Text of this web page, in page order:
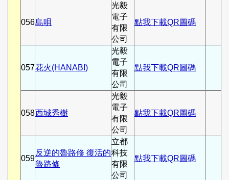
056島唄
光毅
電子
有限
公司
點我下載QR圖碼
057花火(HANABI)
光毅
電子
有限
公司
點我下載QR圖碼
058西城秀樹
光毅
電子
有限
公司
點我下載QR圖碼
059
反逆的魯路修 復活的
魯路修
立都
科技
有限
公司
點我下載QR圖碼